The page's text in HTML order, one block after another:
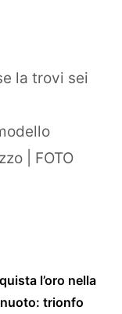
la trovi sei
| FOTO
l’oro nella
trionfo